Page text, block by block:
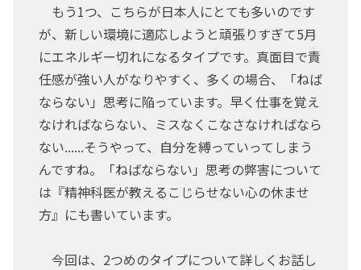
もう1つ、こちらが日本人にとても多いのです
が、新しい環境に適応しようと頑張りすぎて5月
にエネルギー切れになるタイプです。真面目で責
任感が強い人がなりやすく、多くの場合、「ねば
ならない」思考に陥っています。早く仕事を覚え
なければならない、ミスなくこなさなければなら
ない......そうやって、自分を縛っていってしまう
んですね。「ねばならない」思考の弊害について
は『精神科医が教えるこじらせない心の休ませ
方』にも書いています。
今回は、2つめのタイプについて詳しくお話し